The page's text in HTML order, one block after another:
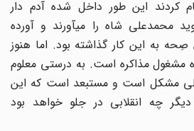
این طور داخل شده آدم دار
می‌زنند. الآن یکی می‌گوید محمدعلی شاه را می‎آورند و آورده
صِحه به این کار گذاشته بود. اما هنوز
مشغول مذاکره است. به درستی معلوم
مشکل است و مستبعد است که این
چه انقلابی در جلو خواهد بود